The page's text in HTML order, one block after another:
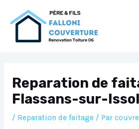
Reparation de
Flassans-sur-
/ Reparation de faitage/ Par